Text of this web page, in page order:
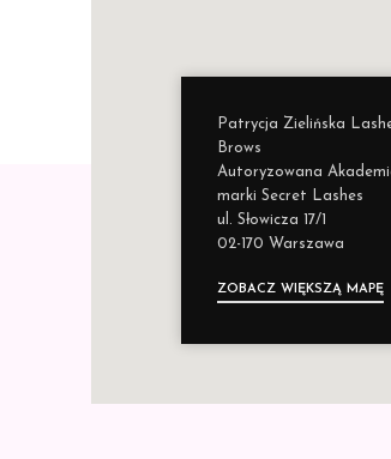
Patrycja Zielińska
Brows
Autoryzowana
marki Secret Lashes
ul. Słowicza 17/1
02-170 Warszawa
ZOBACZ WIĘKSZĄ MAPĘ